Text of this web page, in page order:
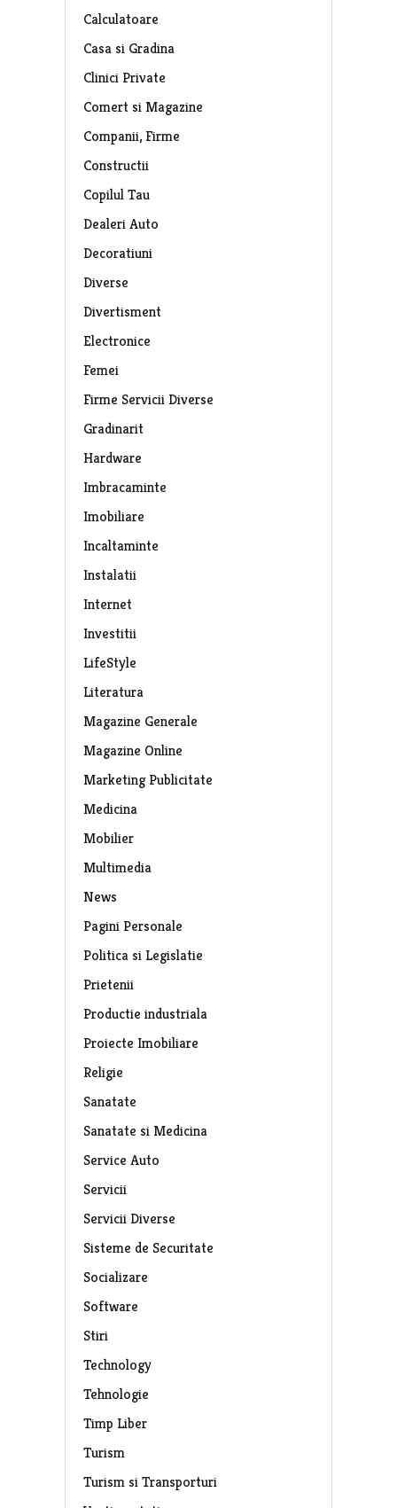
Calculatoare
Casa si Gradina
Clinici Private
Comert si Magazine
Companii, Firme
Constructii
Copilul Tau
Dealeri Auto
Decoratiuni
Diverse
Divertisment
Electronice
Femei
Firme Servicii Diverse
Gradinarit
Hardware
Imbracaminte
Imobiliare
Incaltaminte
Instalatii
Internet
Investitii
LifeStyle
Literatura
Magazine Generale
Magazine Online
Marketing Publicitate
Medicina
Mobilier
Multimedia
News
Pagini Personale
Politica si Legislatie
Prietenii
Productie industriala
Proiecte Imobiliare
Religie
Sanatate
Sanatate si Medicina
Service Auto
Servicii
Servicii Diverse
Sisteme de Securitate
Socializare
Software
Stiri
Technology
Tehnologie
Timp Liber
Turism
Turism si Transporturi